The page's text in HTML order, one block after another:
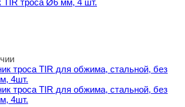
TIR троса Ø6 мм, 4 шт.
троса TIR для обжима, стальной, без